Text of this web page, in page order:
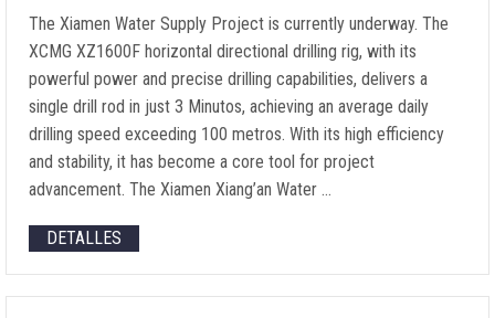
The Xiamen Water Supply Project is currently underway. The
XCMG XZ1600F horizontal directional drilling rig, with its
powerful power and precise drilling capabilities, delivers a
single drill rod in just 3 Minutos, achieving an average daily
drilling speed exceeding 100 metros. With its high efficiency
and stability, it has become a core tool for project
advancement. The Xiamen Xiang’an Water …
DETALLES